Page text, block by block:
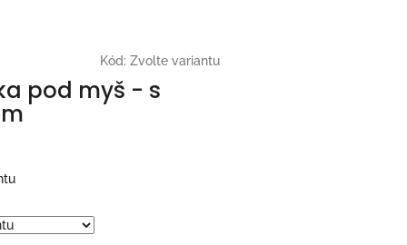
Kód: Zvolte variantu
pod myš - s